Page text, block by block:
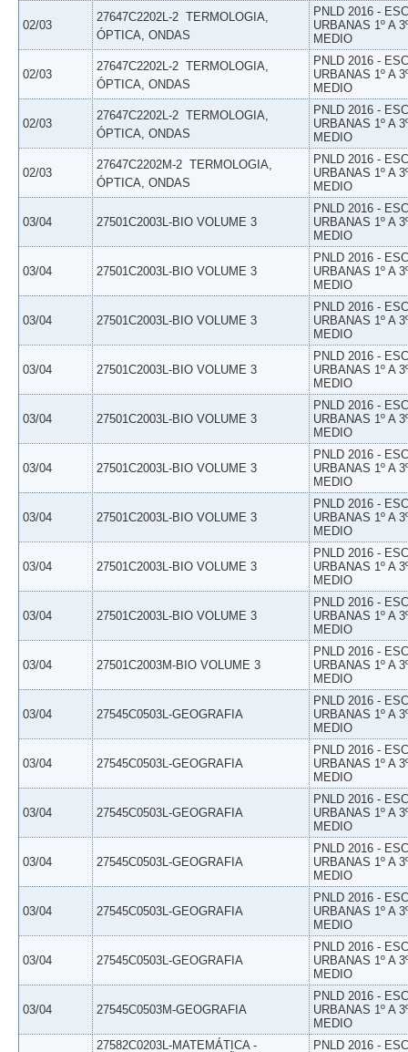
02/03
27647C2202L-2  TERMOLOGIA,
ÓPTICA, ONDAS
PNLD 2016 -
URBANAS 1º A
MEDIO
02/03
27647C2202L-2  TERMOLOGIA,
ÓPTICA, ONDAS
PNLD 2016 -
URBANAS 1º A
MEDIO
02/03
27647C2202L-2  TERMOLOGIA,
ÓPTICA, ONDAS
PNLD 2016 -
URBANAS 1º A
MEDIO
02/03
27647C2202M-2  TERMOLOGIA,
ÓPTICA, ONDAS
PNLD 2016 -
URBANAS 1º A
MEDIO
03/04 27501C2003L-BIO VOLUME 3
PNLD 2016 -
URBANAS 1º A
MEDIO
03/04 27501C2003L-BIO VOLUME 3
PNLD 2016 -
URBANAS 1º A
MEDIO
03/04 27501C2003L-BIO VOLUME 3
PNLD 2016 -
URBANAS 1º A
MEDIO
03/04 27501C2003L-BIO VOLUME 3
PNLD 2016 -
URBANAS 1º A
MEDIO
03/04 27501C2003L-BIO VOLUME 3
PNLD 2016 -
URBANAS 1º A
MEDIO
03/04 27501C2003L-BIO VOLUME 3
PNLD 2016 -
URBANAS 1º A
MEDIO
03/04 27501C2003L-BIO VOLUME 3
PNLD 2016 -
URBANAS 1º A
MEDIO
03/04 27501C2003L-BIO VOLUME 3
PNLD 2016 -
URBANAS 1º A
MEDIO
03/04 27501C2003L-BIO VOLUME 3
PNLD 2016 -
URBANAS 1º A
MEDIO
03/04 27501C2003M-BIO VOLUME 3
PNLD 2016 -
URBANAS 1º A
MEDIO
03/04 27545C0503L-GEOGRAFIA
PNLD 2016 -
URBANAS 1º A
MEDIO
03/04 27545C0503L-GEOGRAFIA
PNLD 2016 -
URBANAS 1º A
MEDIO
03/04 27545C0503L-GEOGRAFIA
PNLD 2016 -
URBANAS 1º A
MEDIO
03/04 27545C0503L-GEOGRAFIA
PNLD 2016 -
URBANAS 1º A
MEDIO
03/04 27545C0503L-GEOGRAFIA
PNLD 2016 -
URBANAS 1º A
MEDIO
03/04 27545C0503L-GEOGRAFIA
PNLD 2016 -
URBANAS 1º A
MEDIO
03/04 27545C0503M-GEOGRAFIA
PNLD 2016 -
URBANAS 1º A
MEDIO
27582C0203L-MATEMÁTICA -
PNLD 2016 -